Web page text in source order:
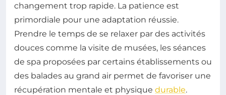
changement trop rapide. La patience est
primordiale pour une adaptation réussie.
Prendre le temps de se relaxer par des activités
douces comme la visite de musées, les séances
de spa proposées par certains établissements ou
des balades au grand air permet de favoriser une
récupération mentale et physique durable.